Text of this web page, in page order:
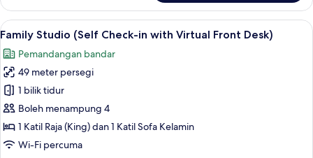
Desk)
Studio
(Self
Check-
with
Virtual
Front
Desk)
Lihat
semua
foto
untuk
Family
Studio
(Self
Check-
Ruang kerja komputer riba, langsir/
9
Family Studio (Self Check-in with Virtual Front Desk)
Pemandangan bandar
49 meter persegi
1 bilik tidur
Boleh menampung 4
1 Katil Raja (King) dan 1 Katil Sofa Kelamin
Wi-Fi percuma